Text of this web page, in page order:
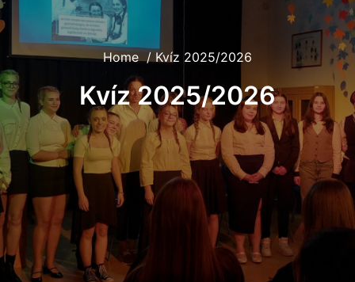
Home/ Kvíz 2025/2026
Kvíz 2025/2026